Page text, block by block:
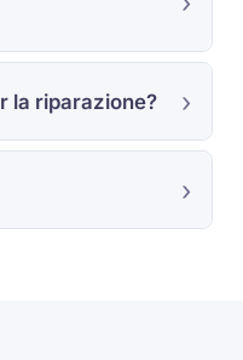
la riparazione?